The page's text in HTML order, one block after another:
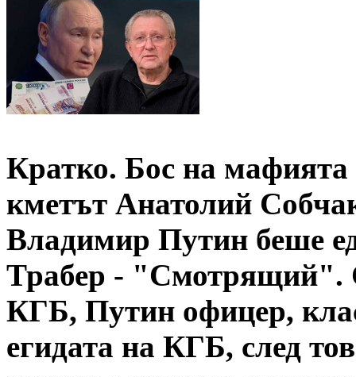
Кратко. Бос на
кметът Анатолий
Владимир Путин беше
Трабер - "Смотрящий".
КГБ, Путин офицер,
егидата на КГБ, след